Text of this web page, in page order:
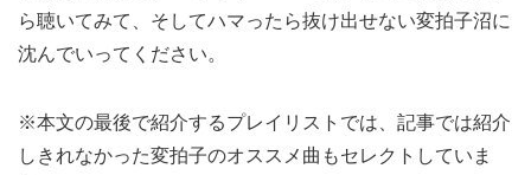
ら聴いてみて、そしてハマったら抜け出せない変拍子沼に
沈んでいってください。
※本文の最後で紹介するプレイリストでは、記事では紹介
しきれなかった変拍子のオススメ曲もセレクトしていま